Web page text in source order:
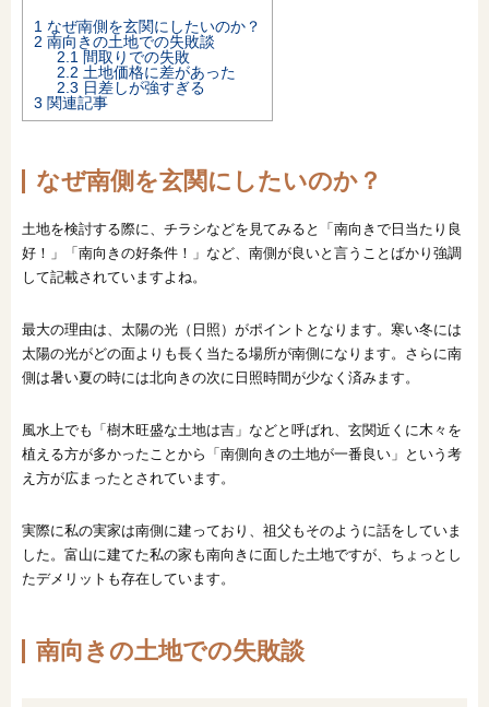
1 なぜ南側を玄関にしたいのか？
2 南向きの土地での失敗談
2.1 間取りでの失敗
2.2 土地価格に差があった
2.3 日差しが強すぎる
3 関連記事
なぜ南側を玄関にしたいのか？
土地を検討する際に、チラシなどを見てみると「南向きで日当たり良
好！」「南向きの好条件！」など、南側が良いと言うことばかり強調
して記載されていますよね。
最大の理由は、太陽の光（日照）がポイントとなります。寒い冬には
太陽の光がどの面よりも長く当たる場所が南側になります。さらに南
側は暑い夏の時には北向きの次に日照時間が少なく済みます。
風水上でも「樹木旺盛な土地は吉」などと呼ばれ、玄関近くに木々を
植える方が多かったことから「南側向きの土地が一番良い」という考
え方が広まったとされています。
実際に私の実家は南側に建っており、祖父もそのように話をしていま
した。富山に建てた私の家も南向きに面した土地ですが、ちょっとし
たデメリットも存在しています。
南向きの土地での失敗談